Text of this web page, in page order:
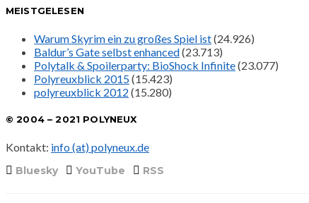
MEISTGELESEN
Warum Skyrim ein zu großes Spiel ist(24.926)
Baldur’s Gate selbst enhanced(23.713)
Polytalk & Spoilerparty: BioShock Infinite(23.077)
Polyreuxblick 2015(15.423)
polyreuxblick 2012 (15.280)
© 2004 – 2021 POLYNEUX
Kontakt: info (at) polyneux.de
Bluesky YouTube RSS